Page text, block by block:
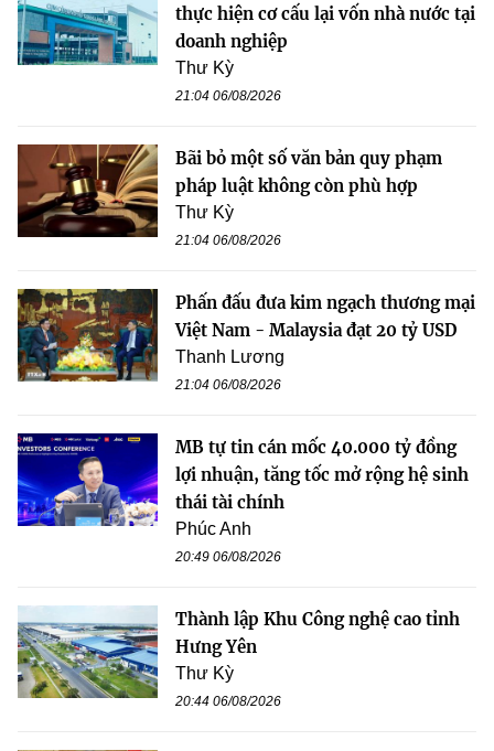
thực hiện cơ cấu lại vốn nhà nước tại
doanh nghiệp
Thư Kỳ
21:04 06/08/2026
Bãi bỏ một số văn bản quy phạm
pháp luật không còn phù hợp
Thư Kỳ
21:04 06/08/2026
Phấn đấu đưa kim ngạch thương mại
Việt Nam - Malaysia đạt 20 tỷ USD
Thanh Lương
21:04 06/08/2026
MB tự tin cán mốc 40.000 tỷ đồng
lợi nhuận, tăng tốc mở rộng hệ sinh
thái tài chính
Phúc Anh
20:49 06/08/2026
Thành lập Khu Công nghệ cao tỉnh
Hưng Yên
Thư Kỳ
20:44 06/08/2026